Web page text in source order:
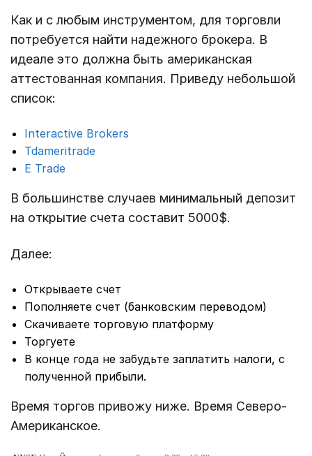
Как и с любым инструментом, для торговли
потребуется найти надежного брокера. В
идеале это должна быть американская
аттестованная компания. Приведу небольшой
список:
Interactive Brokers
Tdameritrade
E Trade
В большинстве случаев минимальный депозит
на открытие счета составит 5000$.
Далее:
Открываете счет
Пополняете счет (банковским переводом)
Скачиваете торговую платформу
Торгуете
В конце года не забудьте заплатить налоги, с
полученной прибыли.
Время торгов привожу ниже. Время Северо-
Американское.